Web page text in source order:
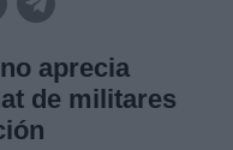
aprecia
de militares